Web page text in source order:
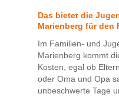
Das bietet die
Marienberg für den
Im Familien- und
Marienberg kommt
Kosten, egal ob
oder Oma und Opa
unbeschwerte Tage